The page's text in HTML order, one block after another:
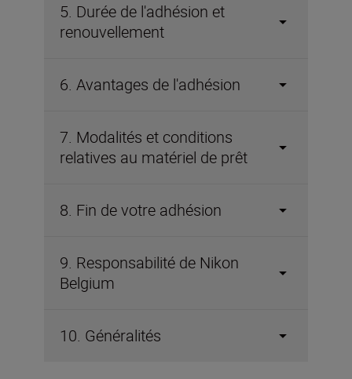
5. Durée de l'adhésion et
renouvellement
6. Avantages de l'adhésion
7. Modalités et conditions
relatives au matériel de prêt
8. Fin de votre adhésion
9. Responsabilité de Nikon
Belgium
10. Généralités